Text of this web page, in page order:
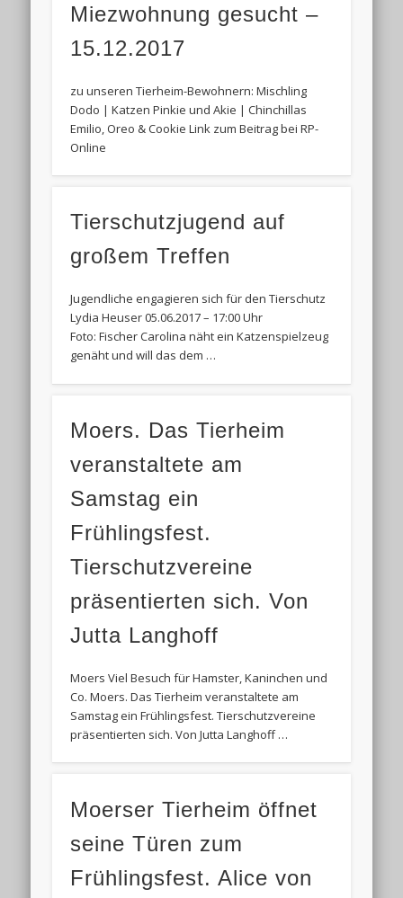
Miezwohnung gesucht –
15.12.2017
zu unseren Tierheim-Bewohnern: Mischling
Dodo | Katzen Pinkie und Akie | Chinchillas
Emilio, Oreo & Cookie Link zum Beitrag bei RP-
Online
Tierschutzjugend auf
großem Treffen
Jugendliche engagieren sich für den Tierschutz
Lydia Heuser 05.06.2017 – 17:00 Uhr
Foto: Fischer Carolina näht ein Katzenspielzeug
genäht und will das dem …
Moers. Das Tierheim
veranstaltete am
Samstag ein
Frühlingsfest.
Tierschutzvereine
präsentierten sich. Von
Jutta Langhoff
Moers Viel Besuch für Hamster, Kaninchen und
Co. Moers. Das Tierheim veranstaltete am
Samstag ein Frühlingsfest. Tierschutzvereine
präsentierten sich. Von Jutta Langhoff …
Moerser Tierheim öffnet
seine Türen zum
Frühlingsfest. Alice von